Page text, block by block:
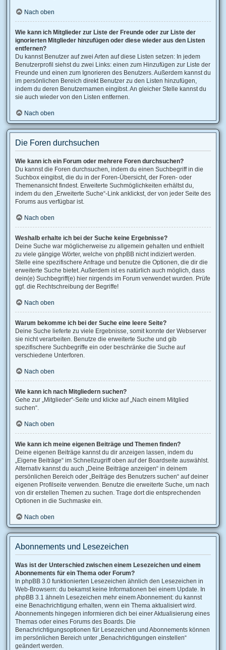
Nach oben
Wie kann ich Mitglieder zur Liste der Freunde oder zur Liste der
ignorierten Mitglieder hinzufügen oder diese wieder aus den Listen
entfernen?
Du kannst Benutzer auf zwei Arten auf diese Listen setzen: In jedem
Benutzerprofil siehst du zwei Links: einen zum Hinzufügen zur Liste der
Freunde und einen zum Ignorieren des Benutzers. Außerdem kannst du
im persönlichen Bereich direkt Benutzer zu den Listen hinzufügen,
indem du deren Benutzernamen eingibst. An gleicher Stelle kannst du
sie auch wieder von den Listen entfernen.
Nach oben
Die Foren durchsuchen
Wie kann ich ein Forum oder mehrere Foren durchsuchen?
Du kannst die Foren durchsuchen, indem du einen Suchbegriff in die
Suchbox eingibst, die du in der Foren-Übersicht, der Foren- oder
Themenansicht findest. Erweiterte Suchmöglichkeiten erhältst du,
indem du den „Erweiterte Suche“-Link anklickst, der von jeder Seite des
Forums aus verfügbar ist.
Nach oben
Weshalb erhalte ich bei der Suche keine Ergebnisse?
Deine Suche war möglicherweise zu allgemein gehalten und enthielt
zu viele gängige Wörter, welche von phpBB nicht indiziert werden.
Stelle eine spezifischere Anfrage und benutze die Optionen, die dir die
erweiterte Suche bietet. Außerdem ist es natürlich auch möglich, dass
dein(e) Suchbegriff(e) hier nirgends im Forum verwendet wurden. Prüfe
ggf. die Rechtschreibung der Begriffe!
Nach oben
Warum bekomme ich bei der Suche eine leere Seite?
Deine Suche lieferte zu viele Ergebnisse, somit konnte der Webserver
sie nicht verarbeiten. Benutze die erweiterte Suche und gib
spezifischere Suchbegriffe ein oder beschränke die Suche auf
verschiedene Unterforen.
Nach oben
Wie kann ich nach Mitgliedern suchen?
Gehe zur „Mitglieder“-Seite und klicke auf „Nach einem Mitglied
suchen“.
Nach oben
Wie kann ich meine eigenen Beiträge und Themen finden?
Deine eigenen Beiträge kannst du dir anzeigen lassen, indem du
„Eigene Beiträge“ im Schnellzugriff oben auf der Boardseite auswählst.
Alternativ kannst du auch „Deine Beiträge anzeigen“ in deinem
persönlichen Bereich oder „Beiträge des Benutzers suchen“ auf deiner
eigenen Profilseite verwenden. Benutze die erweiterte Suche, um nach
von dir erstellen Themen zu suchen. Trage dort die entsprechenden
Optionen in die Suchmaske ein.
Nach oben
Abonnements und Lesezeichen
Was ist der Unterschied zwischen einem Lesezeichen und einem
Abonnements für ein Thema oder Forum?
In phpBB 3.0 funktionierten Lesezeichen ähnlich den Lesezeichen in
Web-Browsern: du bekamst keine Informationen bei einem Update. In
phpBB 3.1 ähneln Lesezeichen mehr einem Abonnement: du kannst
eine Benachrichtigung erhalten, wenn ein Thema aktualisiert wird.
Abonnements hingegen informieren dich bei einer Aktualisierung eines
Themas oder eines Forums des Boards. Die
Benachrichtigungsoptionen für Lesezeichen und Abonnements können
im persönlichen Bereich unter „Benachrichtigungen einstellen“
geändert werden.